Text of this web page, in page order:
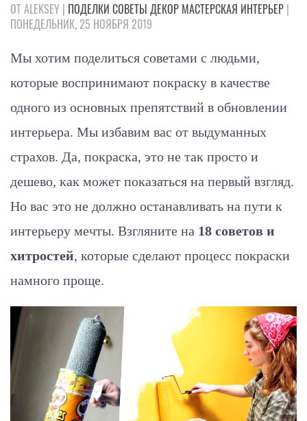
ОТ ALEKSEY | ПОДЕЛКИ СОВЕТЫ ДЕКОР МАСТЕРСКАЯ ИНТЕРЬЕР |
ПОНЕДЕЛЬНИК, 25 НОЯБРЯ 2019
Мы хотим поделиться советами с людьми,
которые воспринимают покраску в качестве
одного из основных препятствий в обновлении
интерьера. Мы избавим вас от выдуманных
страхов. Да, покраска, это не так просто и
дешево, как может показаться на первый взгляд.
Но вас это не должно останавливать на пути к
интерьеру мечты. Взгляните на 18 советов и
хитростей, которые сделают процесс покраски
намного проще.